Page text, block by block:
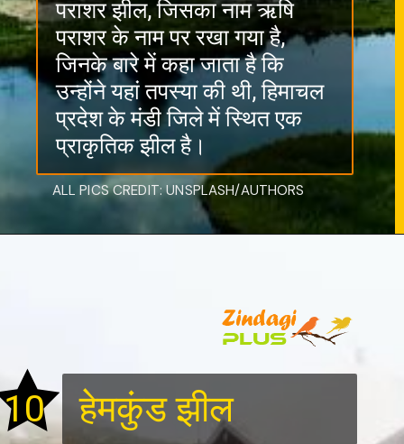
पराशर झील, जिसका नाम ऋषि
पराशर के नाम पर रखा गया है,
जिनके बारे में कहा जाता है कि
उन्होंने यहां तपस्या की थी, हिमाचल
प्रदेश के मंडी जिले में स्थित एक
प्राकृतिक झील है।
ALL PICS CREDIT: UNSPLASH/AUTHORS
10 हेमकुंड झील